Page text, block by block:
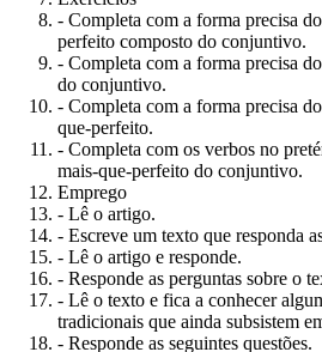
- Completa com a forma precisa
perfeito composto do conjuntivo.
- Completa com a forma precisa
do conjuntivo.
- Completa com a forma precisa
que-perfeito.
- Completa com os verbos no
mais-que-perfeito do conjuntivo.
Emprego
- Lê o artigo.
- Escreve um texto que responda
- Lê o artigo e responde.
- Responde as perguntas sobre o
- Lê o texto e fica a conhecer
tradicionais que ainda subsistem
- Responde as seguintes questões.